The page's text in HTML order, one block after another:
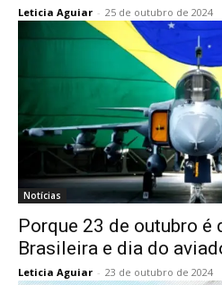
Leticia Aguiar - 25 de outubro de 2024
Notícias
Porque 23 de outubro é
Brasileira e dia do
Leticia Aguiar - 23 de outubro de 2024